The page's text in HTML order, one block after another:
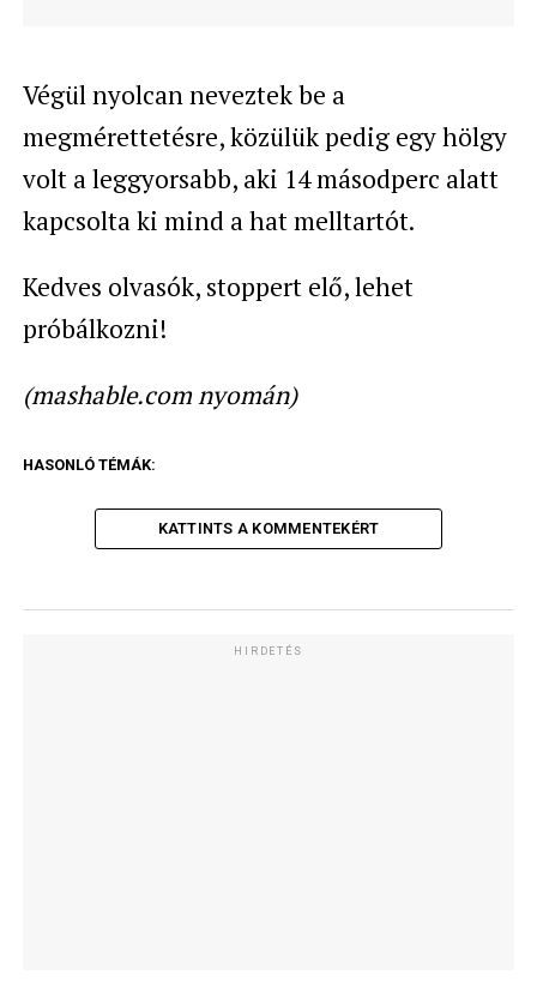
Végül nyolcan neveztek be a
megmérettetésre, közülük pedig egy hölgy
volt a leggyorsabb, aki 14 másodperc alatt
kapcsolta ki mind a hat melltartót.
Kedves olvasók, stoppert elő, lehet
próbálkozni!
(mashable.com nyomán)
HASONLÓ TÉMÁK:
KATTINTS A KOMMENTEKÉRT
HIRDETÉS